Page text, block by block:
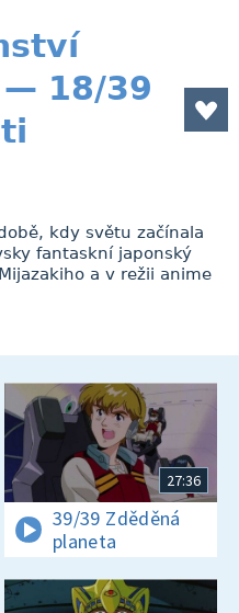
18/39
kdy světu začínala
fantaskní japonský
a v režii anime
27:36
39/39 Zděděná
planeta